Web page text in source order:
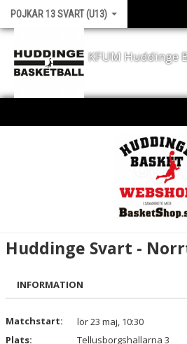
POJKAR 13 SVART (U13)
KFUM Huddinge
Huddinge Svart -
INFORMATION
Matchstart:
lör 23 maj, 10:30
Plats:
Tellusborgshallarna 3